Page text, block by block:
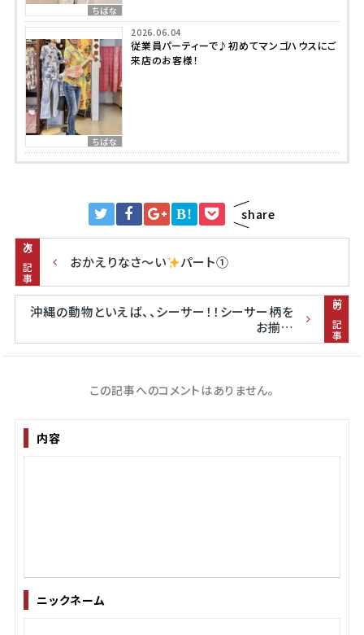
ちばな
ちばな
2026.06.04
従業員パーティーで♪初めてマンゴハウスにご
来店のお客様！
B! share
次の記事 おかえりなさ～い パート①
前の記事
沖縄の動物といえば、、シーサー！！シーサー柄を
お揃…
この記事へのコメントはありません。
ニックネーム
内容